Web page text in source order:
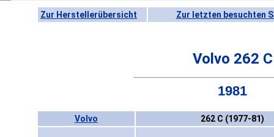
Zur Herstellerübersicht Zur letzten besuchten
Volvo 262 C
1981
Volvo 262 C (1977-81)